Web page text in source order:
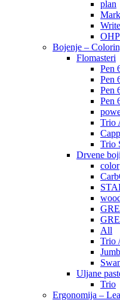
plan
Bojenje –
Flomasteri
Pen
Pen
Pen
Pen
Trio
Trio
Drvene
color
All
Trio
Uljane
Trio
Ergonomija –